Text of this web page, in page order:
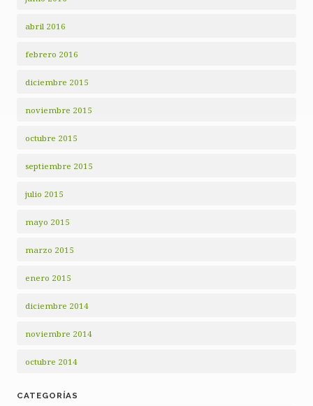
abril 2016
febrero 2016
diciembre 2015
noviembre 2015
octubre 2015
septiembre 2015
julio 2015
mayo 2015
marzo 2015
enero 2015
diciembre 2014
noviembre 2014
octubre 2014
CATEGORÍAS